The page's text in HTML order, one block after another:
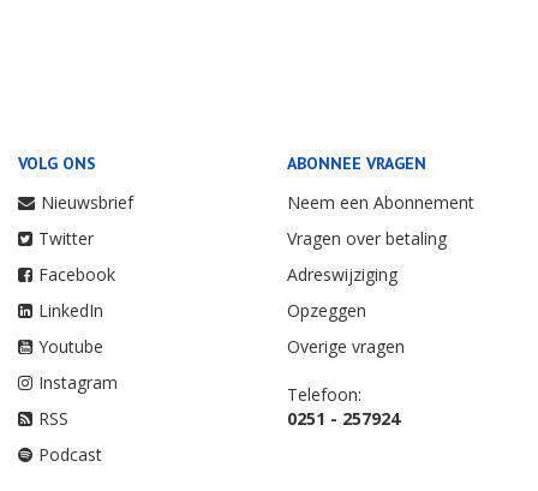
VOLG ONS
Nieuwsbrief
Twitter
Facebook
LinkedIn
Youtube
Instagram
RSS
Podcast
ABONNEE VRAGEN
Neem een Abonnement
Vragen over betaling
Adreswijziging
Opzeggen
Overige vragen
Telefoon:
0251 - 257924